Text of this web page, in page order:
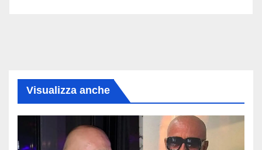
Visualizza anche